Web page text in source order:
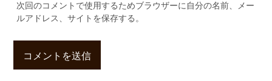
次回のコメントで使用するためブラウザーに自分の名前、メー
ルアドレス、サイトを保存する。